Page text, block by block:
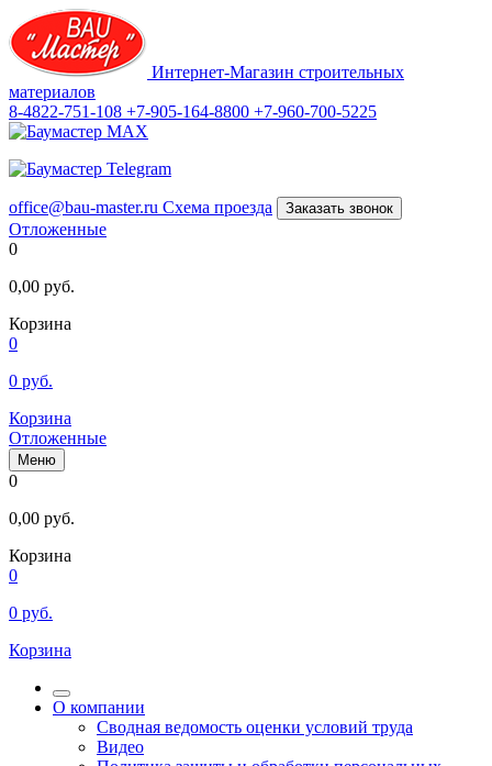
Интернет-Магазин строительных
материалов
8-4822-751-108 +7-905-164-8800 +7-960-700-5225
office@bau-master.ru Схема проезда Заказать звонок
Отложенные
0
0,00 руб.
Корзина
0
0 руб.
Корзина
Отложенные
Меню
0
0,00 руб.
Корзина
0
0 руб.
Корзина
О компании
Сводная ведомость оценки условий труда
Видео